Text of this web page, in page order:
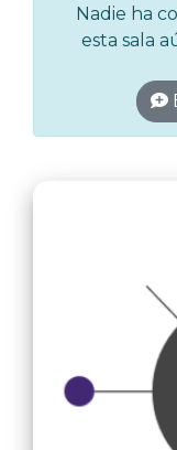
Nadie ha
esta sala